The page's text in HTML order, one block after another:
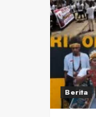
Berita